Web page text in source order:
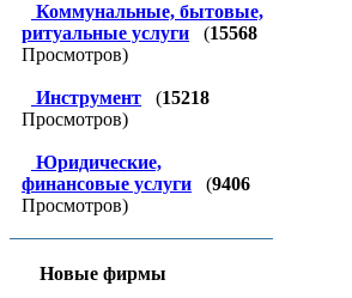
Коммунальные, бытовые,
ритуальные услуги
(15568
Просмотров)
Инструмент (15218
Просмотров)
Юридические,
финансовые услуги
(9406
Просмотров)
Новые фирмы